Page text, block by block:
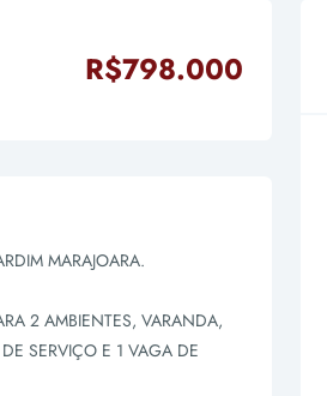
R$798.000
MARAJOARA.
2 AMBIENTES, VARANDA,
SERVIÇO E 1 VAGA DE